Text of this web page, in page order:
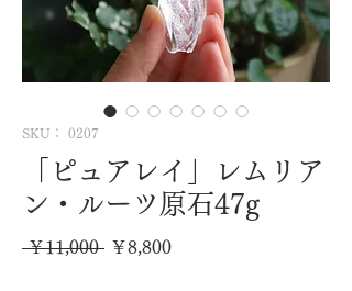
SKU： 0207
「ピュアレイ」レムリア
ン・ルーツ原石47g
￥11,000 通￥8,800セ